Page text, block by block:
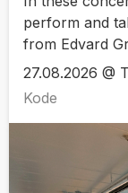
perform and
from Edvard
27.08.2026 @
Kode